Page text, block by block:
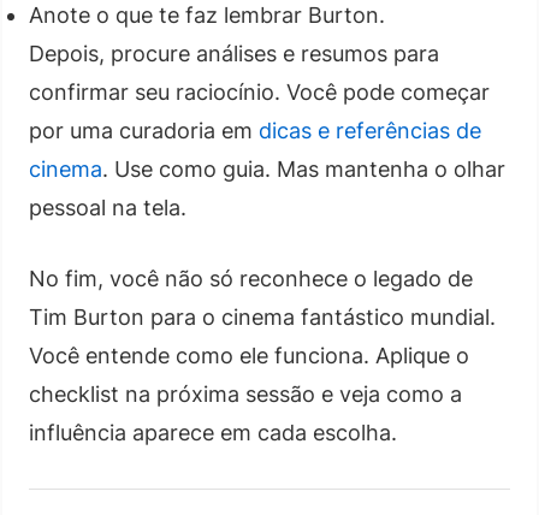
Anote o que te faz lembrar Burton.
Depois, procure análises e resumos para
confirmar seu raciocínio. Você pode começar
por uma curadoria em dicas e referências de
cinema. Use como guia. Mas mantenha o olhar
pessoal na tela.
No fim, você não só reconhece o legado de
Tim Burton para o cinema fantástico mundial.
Você entende como ele funciona. Aplique o
checklist na próxima sessão e veja como a
influência aparece em cada escolha.